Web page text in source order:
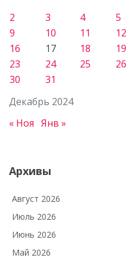
Декабрь 2024
2
3 4 5
9
10 11 12
16
17 18 19
23
24 25 26
30
31
« Ноя Янв »
Архивы
Август 2026
Июль 2026
Июнь 2026
Май 2026